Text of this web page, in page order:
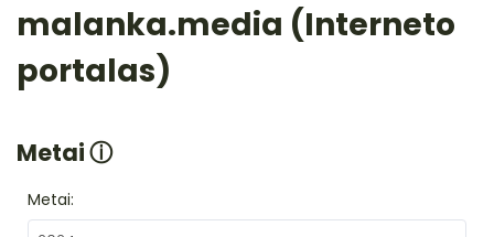
malanka.media (Interneto
portalas)
Metaiⓘ
Metai: